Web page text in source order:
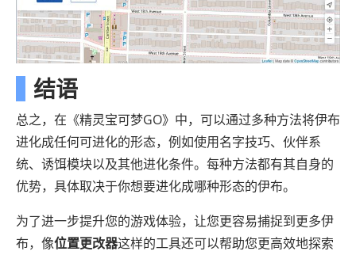
结语
总之，在《精灵宝可梦GO》中，可以通过多种方法将伊布
进化成任何可进化的形态，例如使用名字技巧、伙伴系
统、诱饵模块以及其他进化条件。每种方法都有其自身的
优势，具体取决于你想要进化成哪种形态的伊布。
为了进一步提升您的游戏体验，让您更容易捕捉到更多伊
布，像位置更改器这样的工具还可以帮助您更高效地探索